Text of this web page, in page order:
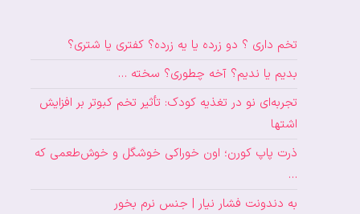
تخم داری ؟ دو زرده یا یه زرده؟ کفتری یا شتری؟
بدیم یا ندیم؟ آخه چطوری؟ سخته …
تجربه‌ای نو در تغذیه کودک: تأثیر تخم کبوتر بر افزایش
اشتها
ذرت پاپ کورن؛ اون خوراکی خوشگل و خوش‌طعمی که
…
به دندونت فشار نیار | جنس نرم بخور